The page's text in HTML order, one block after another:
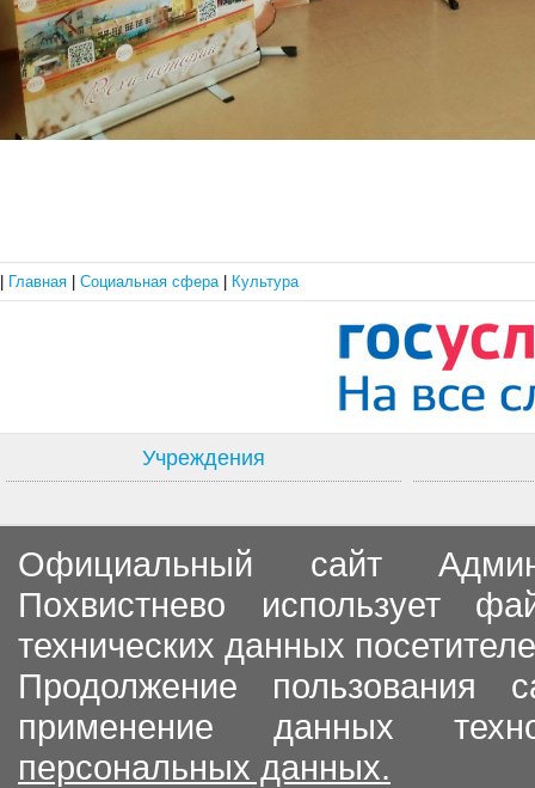
Главная Социальная сфера Культура
Учреждения
Официальный сайт
Похвистнево использует
технических данных
Продолжение пользования
применение данных
персональных данных.